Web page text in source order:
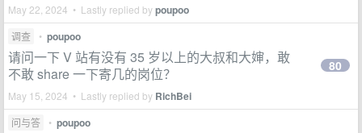
May 22, 2024 • Lastly replied bypoupoo
调查 • poupoo
请问一下 V 站有没有 35 岁以上的大叔和大婶，敢
不敢 share 一下寄几的岗位？
May 15, 2024 • Lastly replied by RichBei
80
问与答 • poupoo